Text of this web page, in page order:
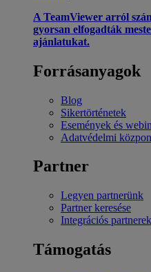
A TeamViewer arról
gyorsan elfogadták
ajánlatukat.
Forrásanyagok
Blog
Sikertörténetek
Események és
Adatvédelmi
Partner
Legyen partnerünk
Partner keresése
Integrációs partnerek
Támogatás